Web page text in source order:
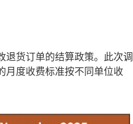
退货订单的结算政策。此次调
月度收费标准按不同单位收